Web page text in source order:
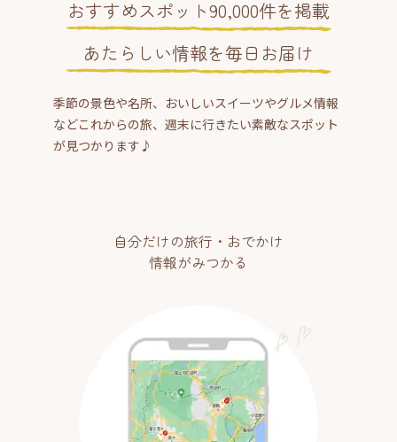
おすすめスポット90,000件を掲載
あたらしい情報を毎日お届け
季節の景色や名所、おいしいスイーツやグルメ情報
などこれからの旅、週末に行きたい素敵なスポット
が見つかります♪
自分だけの旅行・おでかけ
情報がみつかる